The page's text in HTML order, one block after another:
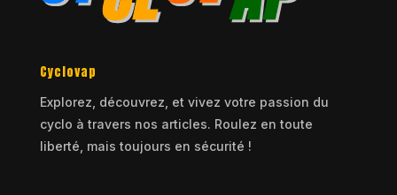
Cyclovap
Explorez, découvrez, et vivez votre passion du
cyclo à travers nos articles. Roulez en toute
liberté, mais toujours en sécurité !